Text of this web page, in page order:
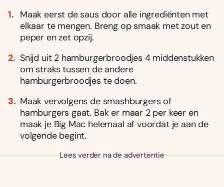
Maak eerst de saus door alle ingrediënten met
elkaar te mengen. Breng op smaak met zout en
peper en zet opzij.
Snijd uit 2 hamburgerbroodjes 4 middenstukken
om straks tussen de andere
hamburgerbroodjes te doen.
Maak vervolgens de smashburgers of
hamburgers gaat. Bak er maar 2 per keer en
maak je Big Mac helemaal af voordat je aan de
volgende begint.
Lees verder na de advertentie